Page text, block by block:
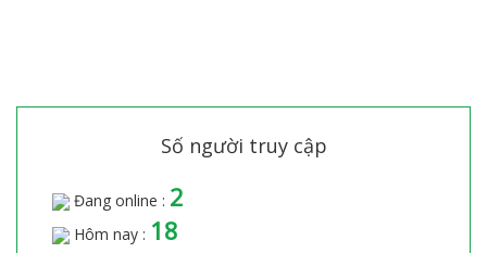
Số người truy cập
Đang online : 2
Hôm nay : 18